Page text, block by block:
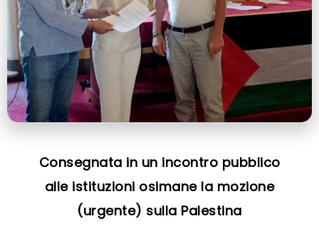
Consegnata in un incontro pubblico
alle istituzioni osimane la mozione
(urgente) sulla Palestina